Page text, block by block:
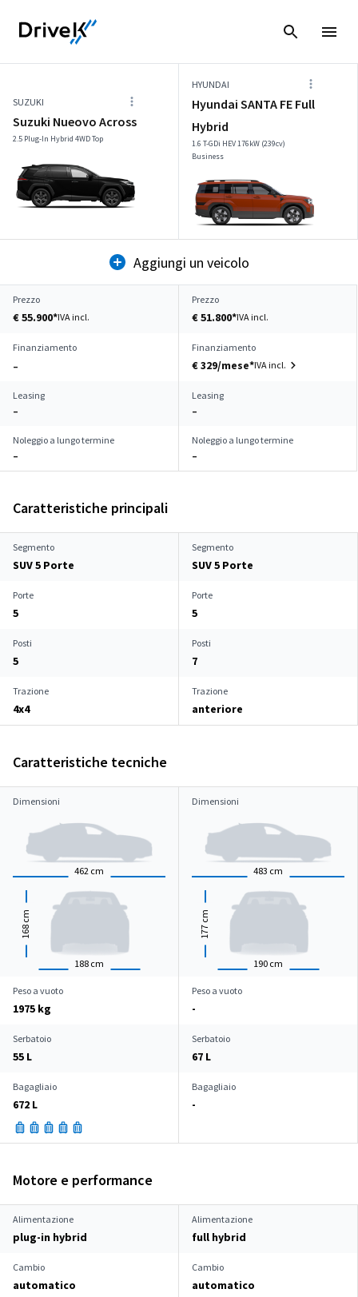
SUZUKI
Suzuki Nueovo Across
2.5 Plug-In Hybrid 4WD Top
HYUNDAI
Hyundai SANTA FE Full
Hybrid
1.6 T-GDi HEV 176kW (239cv)
Business
Aggiungi un veicolo
Prezzo
€ 55.900*IVA incl.
Prezzo
€ 51.800*IVA incl.
Finanziamento
–
Finanziamento
€ 329/mese*IVA incl.
Leasing
–
Leasing
–
Noleggio a lungo termine
–
Noleggio a lungo termine
–
Caratteristiche principali
Segmento
SUV 5 Porte
Segmento
SUV 5 Porte
Porte
5
Porte
5
Posti
5
Posti
7
Trazione
4x4
Trazione
anteriore
Caratteristiche tecniche
Dimensioni
462 cm
188 cm
168
cm
Dimensioni
483 cm
190 cm
177
cm
Peso a vuoto
1975 kg
Peso a vuoto
-
Serbatoio
55 L
Serbatoio
67 L
Bagagliaio
672 L
Bagagliaio
-
Motore e performance
Alimentazione
plug-in hybrid
Alimentazione
full hybrid
Cambio
automatico
Cambio
automatico